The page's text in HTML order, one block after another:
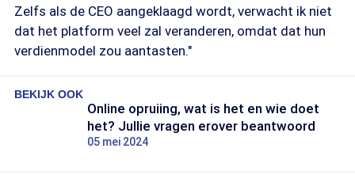
Zelfs als de CEO aangeklaagd wordt, verwacht ik niet
dat het platform veel zal veranderen, omdat dat hun
verdienmodel zou aantasten."
BEKIJK OOK
Online opruiing, wat is het en wie doet
het? Jullie vragen erover beantwoord
05 mei 2024